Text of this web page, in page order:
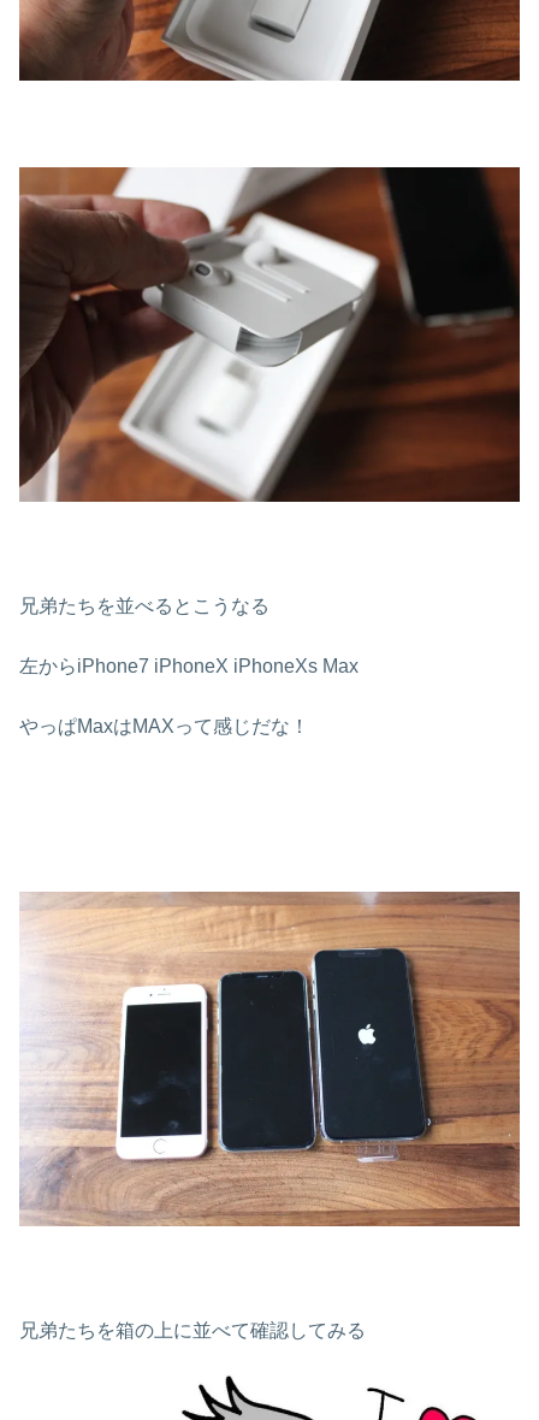
兄弟たちを並べるとこうなる
左からiPhone7 iPhoneX iPhoneXs Max
やっぱMaxはMAXって感じだな！
兄弟たちを箱の上に並べて確認してみる